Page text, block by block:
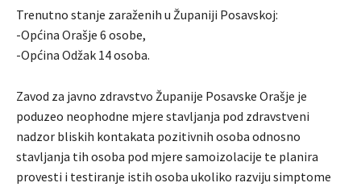
Trenutno stanje zaraženih u Županiji Posavskoj:
-Općina Orašje 6 osobe,
-Općina Odžak 14 osoba.
Zavod za javno zdravstvo Županije Posavske Orašje je
poduzeo neophodne mjere stavljanja pod zdravstveni
nadzor bliskih kontakata pozitivnih osoba odnosno
stavljanja tih osoba pod mjere samoizolacije te planira
provesti i testiranje istih osoba ukoliko razviju simptome